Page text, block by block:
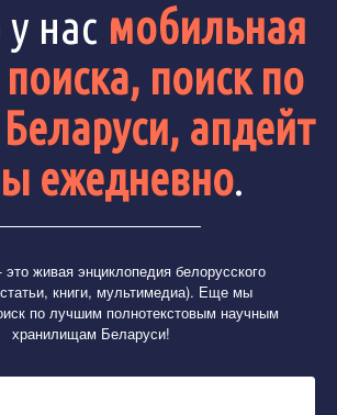
нас мобильная
поиск по
апдейт
ежедневно.
это живая энциклопедия белорусского
книги, мультимедиа). Еще мы
по лучшим полнотекстовым научным
хранилищам Беларуси!